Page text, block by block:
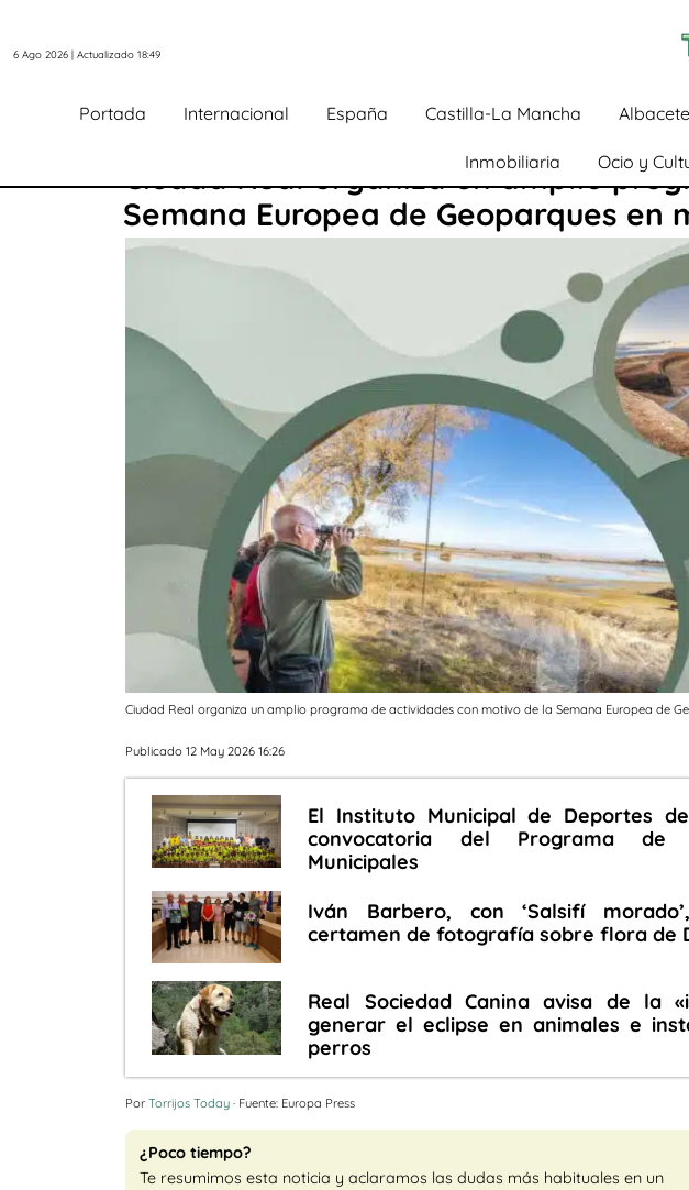
6 Ago 2026 | Actualizado 18:49
Portada Internacional España Castilla-La Mancha Albacete
Inmobiliaria Ocio y
Ciudad Real organiza un amplio
Semana Europea de Geoparques en
Ciudad Real organiza un amplio programa de actividades con motivo de la Semana Europea de
Publicado 12 May 2026 16:26
El Instituto Municipal de Deportes
convocatoria del Programa de
Municipales
Iván Barbero, con ‘Salsifí
certamen de fotografía sobre flora de
Real Sociedad Canina avisa de la
generar el eclipse en animales e
perros
Por Torrijos Today · Fuente: Europa Press
¿Poco tiempo?
Te resumimos esta noticia y aclaramos las dudas más habituales en un